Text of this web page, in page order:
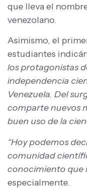
que lleva el
venezolano.
Asimismo, el
estudiantes
los protagonistas
independencia
Venezuela. Del
comparte nuevos
buen uso de la
“Hoy podemos
comunidad
conocimiento que
especialmente.